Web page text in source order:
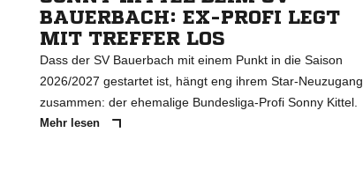
BAUERBACH: EX-PROFI LEGT
MIT TREFFER LOS
Dass der SV Bauerbach mit einem Punkt in die Saison
2026/2027 gestartet ist, hängt eng ihrem Star-Neuzugang
zusammen: der ehemalige Bundesliga-Profi Sonny Kittel.
Mehr lesen